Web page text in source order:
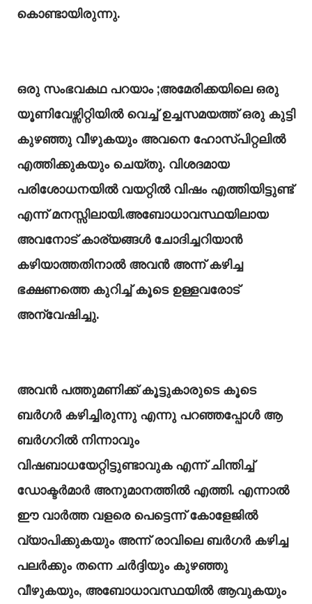
കൊണ്ടായിരുന്നു.
ഒരു സംഭവകഥ പറയാം ;അമേരിക്കയിലെ ഒരു
യൂണിവേഴ്സിറ്റിയിൽ വെച്ച് ഉച്ചസമയത്ത് ഒരു കുട്ടി
കുഴഞ്ഞു വീഴുകയും അവനെ ഹോസ്പിറ്റലിൽ
എത്തിക്കുകയും ചെയ്തു. വിശദമായ
പരിശോധനയിൽ വയറ്റിൽ വിഷം എത്തിയിട്ടുണ്ട്
എന്ന് മനസ്സിലായി.അബോധാവസ്ഥയിലായ
അവനോട് കാര്യങ്ങൾ ചോദിച്ചറിയാൻ
കഴിയാത്തതിനാൽ അവൻ അന്ന് കഴിച്ച
ഭക്ഷണത്തെ കുറിച്ച് കൂടെ ഉള്ളവരോട്
അന്വേഷിച്ചു.
അവൻ പത്തുമണിക്ക് കൂട്ടുകാരുടെ കൂടെ
ബർഗർ കഴിച്ചിരുന്നു എന്നു പറഞ്ഞപ്പോൾ ആ
ബർഗറിൽ നിന്നാവും
വിഷബാധയേറ്റിട്ടുണ്ടാവുക എന്ന് ചിന്തിച്ച്
ഡോക്ടർമാർ അനുമാനത്തിൽ എത്തി. എന്നാൽ
ഈ വാർത്ത വളരെ പെട്ടെന്ന് കോളേജിൽ
വ്യാപിക്കുകയും അന്ന് രാവിലെ ബർഗർ കഴിച്ച
പലർക്കും തന്നെ ചർദ്ദിയും കുഴഞ്ഞു
വീഴുകയും, അബോധാവസ്ഥയിൽ ആവുകയും